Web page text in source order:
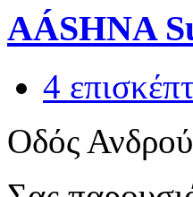
AÁSHNA
4
Οδός